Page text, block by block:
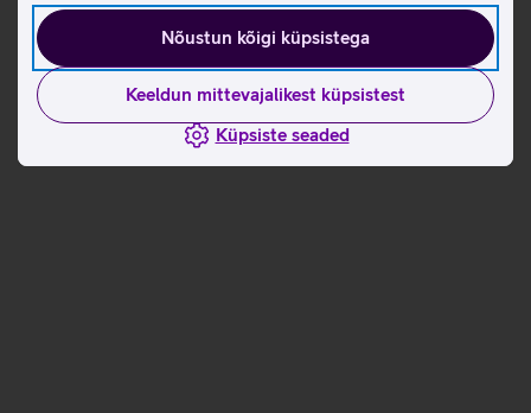
Nõustun kõigi küpsistega
Keeldun mittevajalikest küpsistest
Küpsiste seaded